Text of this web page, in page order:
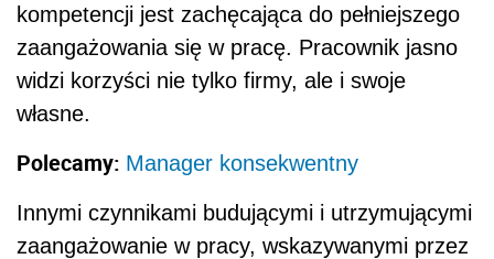
kompetencji jest zachęcająca do pełniejszego
zaangażowania się w pracę. Pracownik jasno
widzi korzyści nie tylko firmy, ale i swoje
własne.
Polecamy: Manager konsekwentny
Innymi czynnikami budującymi i utrzymującymi
zaangażowanie w pracy, wskazywanymi przez